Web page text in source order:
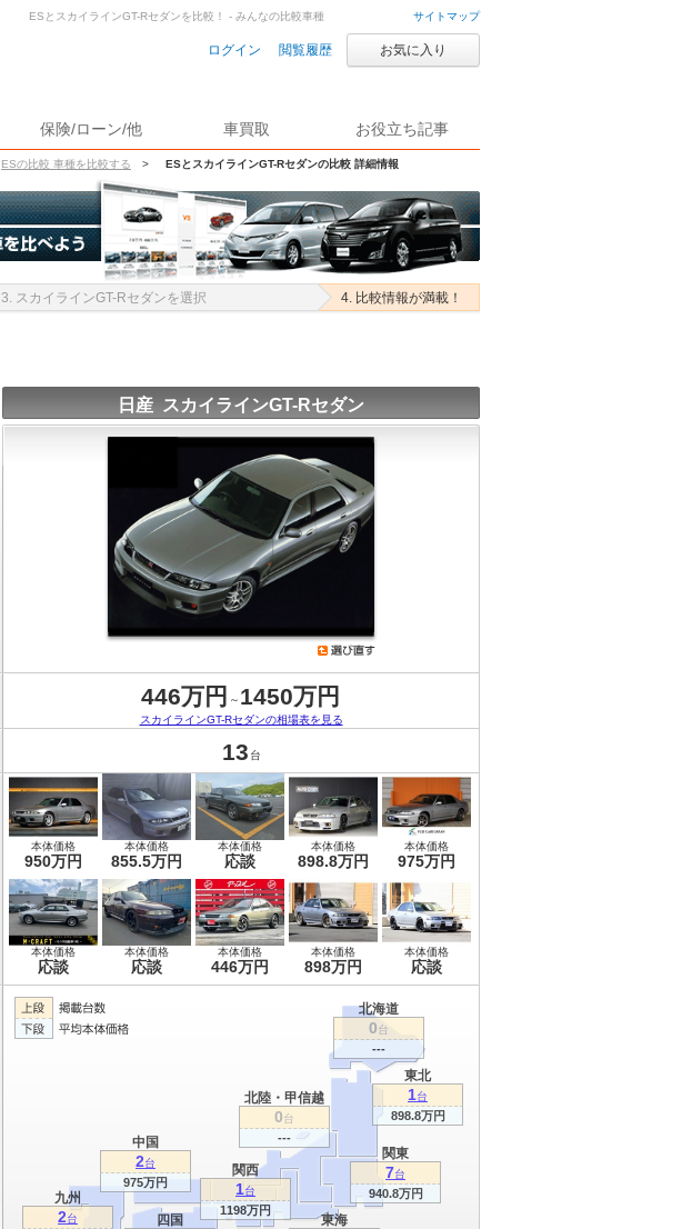
サイトマップ
ログイン 閲覧履歴 お気に入り
保険/ローン/他 車買取 お役立ち記事
ESの比較 車種を比較する > ESとスカイラインGT-Rセダンの比較 詳細情報
ESとスカイラインGT-Rセダンを比較！ - みんなの比較車種
3. スカイラインGT-Rセダンを選択 4. 比較情報が満載！
日産 スカイラインGT-Rセダン
446万円 ～ 1450万円
スカイラインGT-Rセダンの相場表を見る
13 台
本体価格
950万円
本体価格
855.5万円
本体価格
応談
本体価格
898.8万円
本体価格
975万円
本体価格
応談
本体価格
応談
本体価格
446万円
本体価格
898万円
本体価格
応談
関東
7台
940.8万円
関西
1台
1198万円
東海
北海道
0台
---
九州
2台
東北
1台
898.8万円
北陸・甲信越
0台
---
中国
2台
975万円
四国